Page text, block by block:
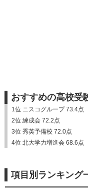
おすすめの高校受
1位 ニスコグループ 73.4点
2位 練成会 72.2点
3位 秀英予備校 72.0点
4位 北大学力増進会 68.6点
項目別ランキング